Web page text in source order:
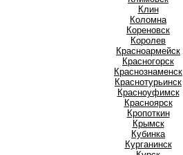
Клин
Коломна
Кореновск
Королев
Красноармейск
Красногорск
Краснознаменск
Краснотурьинск
Красноуфимск
Красноярск
Кропоткин
Крымск
Кубинка
Курганинск